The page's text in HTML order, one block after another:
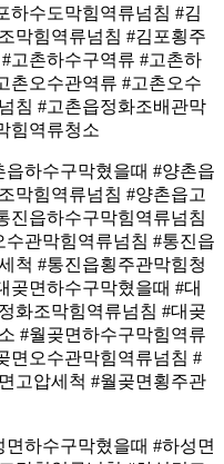
하수도막힘역류넘침 #김
막힘역류넘침 #김포횡주
고촌하수구역류 #고촌하
촌오수관역류 #고촌오수
침 #고촌읍정화조배관막
힘역류청소
하수구막혔을때 #양촌읍
막힘역류넘침 #양촌읍고
진읍하수구막힘역류넘침
관막힘역류넘침 #통진읍
척 #통진읍횡주관막힘청
곶면하수구막혔을때 #대
화조막힘역류넘침 #대곶
#월곶면하수구막힘역류
면오수관막힘역류넘침 #
고압세척 #월곶면횡주관
하수구막혔을때 #하성면